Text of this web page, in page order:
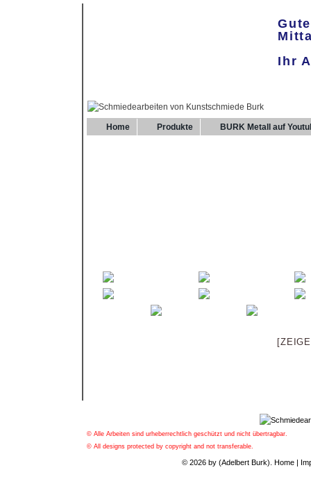
Ihr
Home Produkte BURK Metall auf
© Alle Arbeiten sind urheberrechtlich geschützt und nicht übertragbar.
© All designs protected by copyright and not transferable.
© 2026 by (Adelbert Burk). Home|